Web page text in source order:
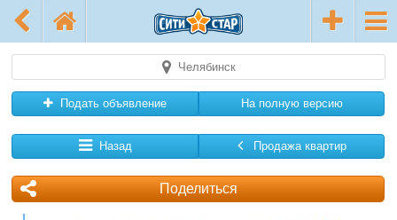
Челябинск
Подать объявление На полную версию
Назад Продажа квартир
Поделиться